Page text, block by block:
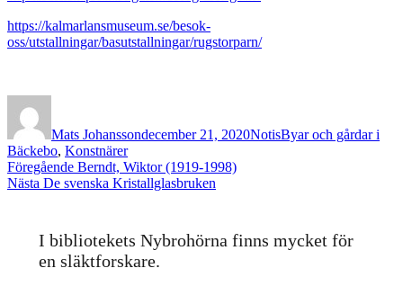
https://kalmarlansmuseum.se/besok-
oss/utstallningar/basutstallningar/rugstorparn/
Mats Johanssondecember 21, 2020NotisByar och gårdar i
Bäckebo, Konstnärer
Inläggsnavigering
Föregående Föregående
inlägg:
Berndt, Wiktor (1919-1998)
Nästa Nästa
De svenska Kristallglasbruken
I bibliotekets Nybrohörna finns mycket för
en släktforskare.